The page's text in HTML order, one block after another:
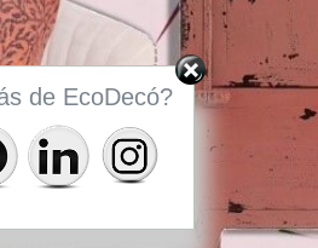
de EcoDecó?